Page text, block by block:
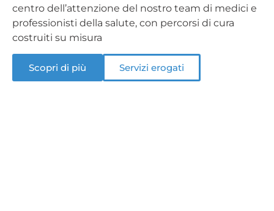
centro dell’attenzione del nostro team di medici e
professionisti della salute, con percorsi di cura
costruiti su misura
Scopri di più Servizi erogati